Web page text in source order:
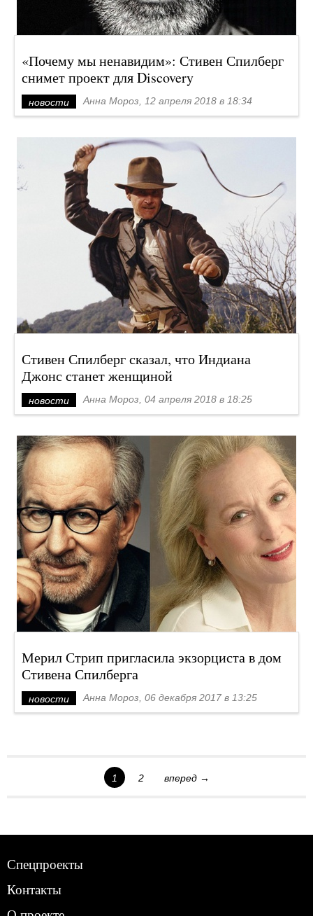
«Почему мы ненавидим»: Стивен Спилберг
снимет проект для Discovery
новости Анна Мороз, 12 апреля 2018 в 18:34
Стивен Спилберг сказал, что Индиана
Джонс станет женщиной
новости Анна Мороз, 04 апреля 2018 в 18:25
Мерил Стрип пригласила экзорциста в дом
Стивена Спилберга
новости Анна Мороз, 06 декабря 2017 в 13:25
1 2 вперед →
Спецпроекты
Контакты